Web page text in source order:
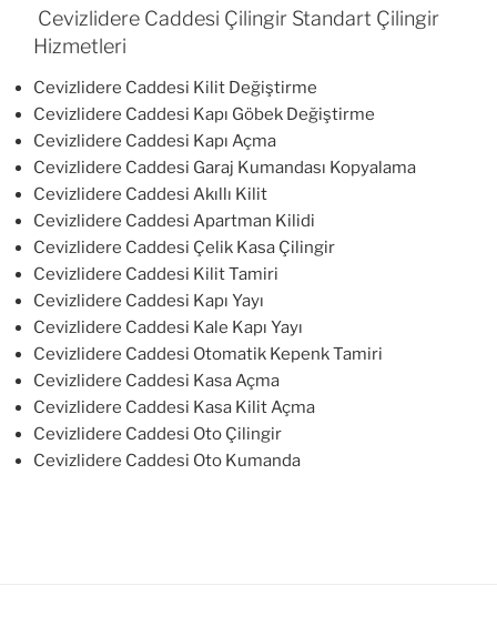
Cevizlidere Caddesi Çilingir Standart Çilingir
Hizmetleri
Cevizlidere Caddesi Kilit Değiştirme
Cevizlidere Caddesi Kapı Göbek Değiştirme
Cevizlidere Caddesi Kapı Açma
Cevizlidere Caddesi Garaj Kumandası Kopyalama
Cevizlidere Caddesi Akıllı Kilit
Cevizlidere Caddesi Apartman Kilidi
Cevizlidere Caddesi Çelik Kasa Çilingir
Cevizlidere Caddesi Kilit Tamiri
Cevizlidere Caddesi Kapı Yayı
Cevizlidere Caddesi Kale Kapı Yayı
Cevizlidere Caddesi Otomatik Kepenk Tamiri
Cevizlidere Caddesi Kasa Açma
Cevizlidere Caddesi Kasa Kilit Açma
Cevizlidere Caddesi Oto Çilingir
Cevizlidere Caddesi Oto Kumanda